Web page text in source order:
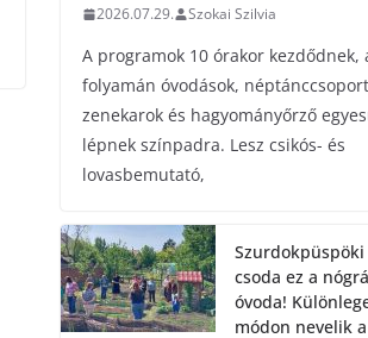
2026.07.29. Szokai Szilvia
A programok 10 órakor kezdődnek,
folyamán óvodások,
zenekarok és hagyományőrző
lépnek színpadra. Lesz csikós- és
lovasbemutató,
csoda ez a
óvoda!
módon nevelik a